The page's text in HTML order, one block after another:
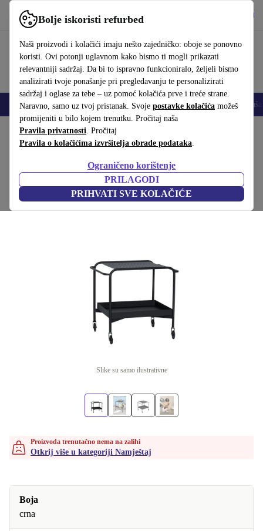
Bolje iskoristi refurbed
Naši proizvodi i kolačići imaju nešto zajedničko: oboje se ponovno
koristi. Ovi potonji uglavnom kako bismo ti mogli prikazati
relevantniji sadržaj. Da bi to ispravno funkcioniralo, željeli bismo
analizirati tvoje ponašanje pri pregledavanju te personalizirati
sadržaj i oglase za tebe – uz pomoć kolačića prve i treće strane.
Naravno, samo uz tvoj pristanak. Svoje postavke kolačića možeš
promijeniti u bilo kojem trenutku. Pročitaj naša
Pravila privatnosti. Pročitaj
Pravila o kolačićima izvršitelja obrade podataka.
Ograničeno korištenje
PRILAGODI
PRIHVATI SVE KOLAČIĆE
Koristi refurbed brzo i jednostavno
Mobiteli Prijenosna računala Tableti Pametni satovi Dodaci
Početna stranica Proizvodi Kućanstvo
Push poslužni kolicima crn
Crna
(Prikupljanje recenzija)
Slike su samo ilustrativne
Proizvoda trenutačno nema na zalihi
Otkrij više u kategoriji Namještaj
Boja
crna